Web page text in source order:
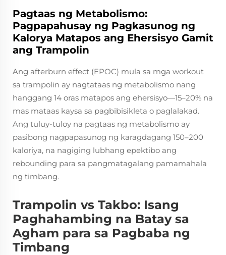
Pagtaas ng Metabolismo:
Pagpapahusay ng Pagkasunog ng
Kalorya Matapos ang Ehersisyo Gamit
ang Trampolin
Ang afterburn effect (EPOC) mula sa mga workout
sa trampolin ay nagtataas ng metabolismo nang
hanggang 14 oras matapos ang ehersisyo—15–20% na
mas mataas kaysa sa pagbibisikleta o paglalakad.
Ang tuluy-tuloy na pagtaas ng metabolismo ay
pasibong nagpapasunog ng karagdagang 150–200
kaloriya, na nagiging lubhang epektibo ang
rebounding para sa pangmatagalang pamamahala
ng timbang.
Trampolin vs Takbo: Isang
Paghahambing na Batay sa
Agham para sa Pagbaba ng
Timbang